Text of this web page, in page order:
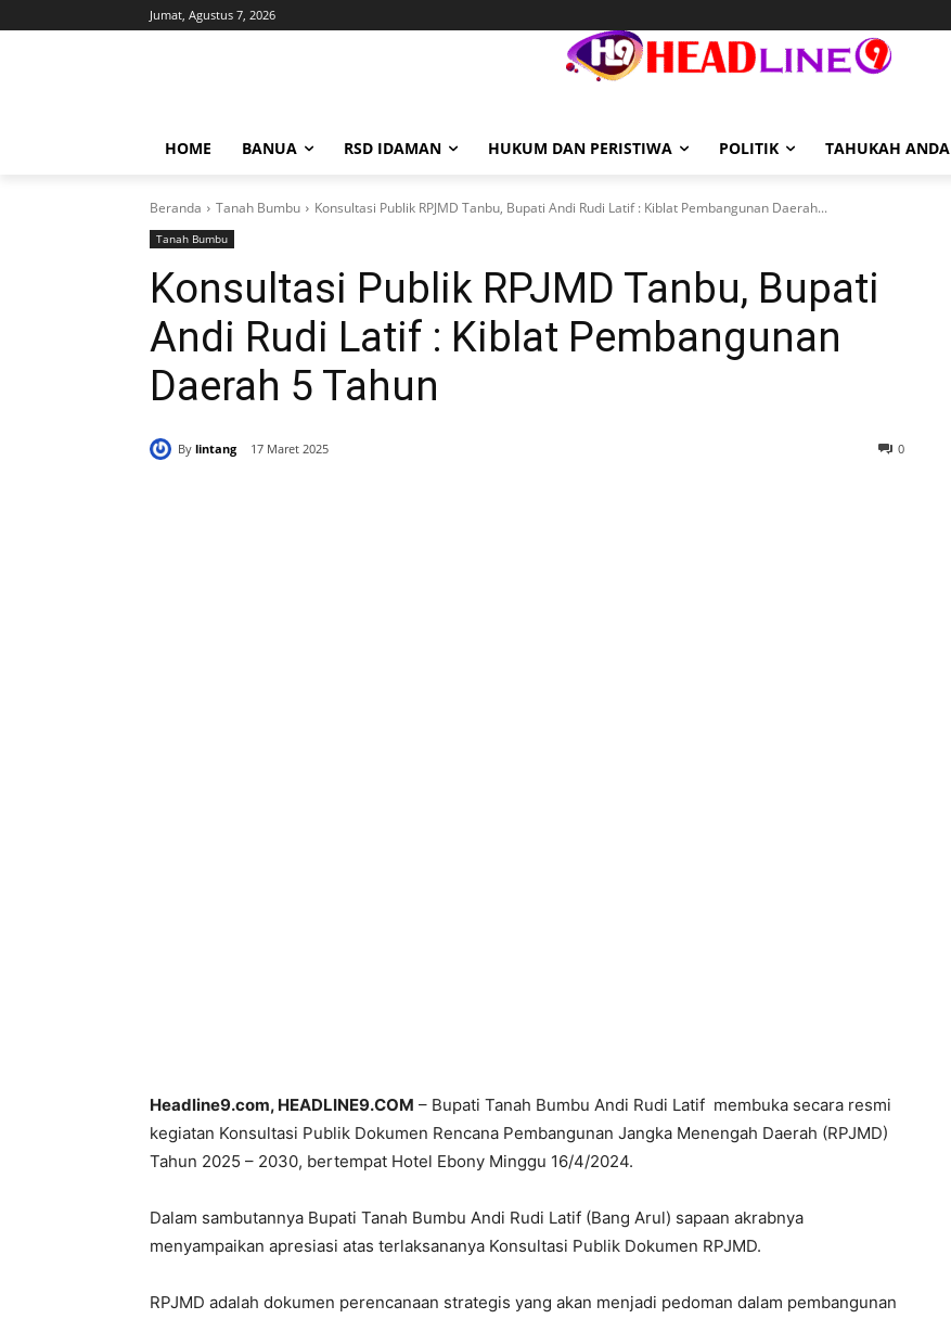
Jumat, Agustus 7, 2026
HOME BANUA RSD IDAMAN HUKUM DAN PERISTIWA POLITIK TAHUKAH ANDA
Beranda Tanah Bumbu Konsultasi Publik RPJMD Tanbu, Bupati Andi Rudi Latif : Kiblat Pembangunan Daerah...
Tanah Bumbu
Konsultasi Publik RPJMD Tanbu, Bupati
Andi Rudi Latif : Kiblat Pembangunan
Daerah 5 Tahun
By lintang 17 Maret 2025 0
Headline9.com, HEADLINE9.COM – Bupati Tanah Bumbu Andi Rudi Latif membuka secara resmi
kegiatan Konsultasi Publik Dokumen Rencana Pembangunan Jangka Menengah Daerah (RPJMD)
Tahun 2025 – 2030, bertempat Hotel Ebony Minggu 16/4/2024.
Dalam sambutannya Bupati Tanah Bumbu Andi Rudi Latif (Bang Arul) sapaan akrabnya
menyampaikan apresiasi atas terlaksananya Konsultasi Publik Dokumen RPJMD.
RPJMD adalah dokumen perencanaan strategis yang akan menjadi pedoman dalam pembangunan